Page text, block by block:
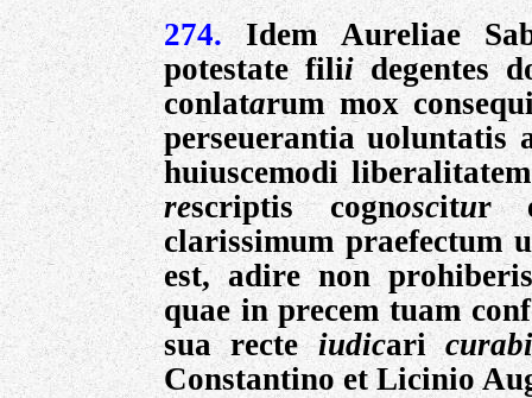
274.
Idem Aureliae
potestate filiidegentes
conlatarum mox
perseuerantia uoluntatis
huiuscemodi
rescriptis cognoscitur
clarissimum praefectum
est, adire non
quae in precem tuam
sua recteiudicari
Constantino et Licinio